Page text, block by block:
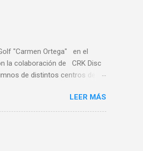
"Carmen Ortega" en el
la colaboración de CRK Disc
de distintos centros de
Noreña y Oviedo, donde
de quince centros escolares
este deporte también en el
profesores de educación
Este sirvió también de
LEER MÁS